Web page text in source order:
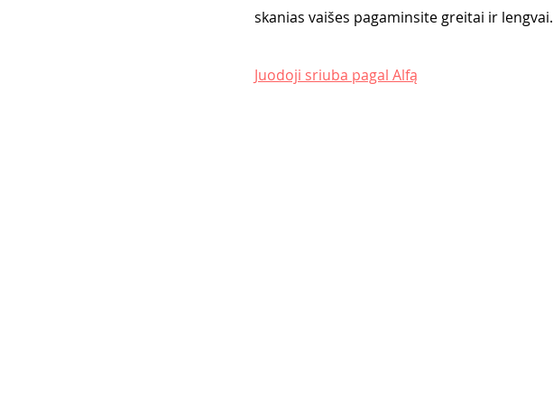
skanias vaišes pagaminsite greitai ir lengvai.
Juodoji sriuba pagal Alfą